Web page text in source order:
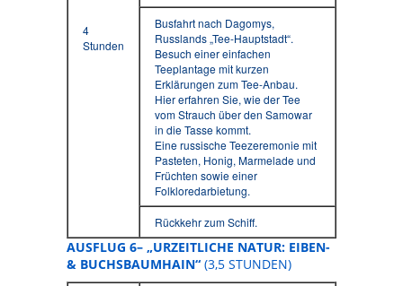
4
Stunden
Busfahrt nach Dagomys,
Russlands „Tee-Hauptstadt“.
Besuch einer einfachen
Teeplantage mit kurzen
Erklärungen zum Tee-Anbau.
Hier erfahren Sie, wie der Tee
vom Strauch über den Samowar
in die Tasse kommt.
Eine russische Teezeremonie mit
Pasteten, Honig, Marmelade und
Früchten sowie einer
Folkloredarbietung.
Rückkehr zum Schiff.
AUSFLUG 6– „URZEITLICHE NATUR: EIBEN-
& BUCHSBAUMHAIN“ (3,5 STUNDEN)